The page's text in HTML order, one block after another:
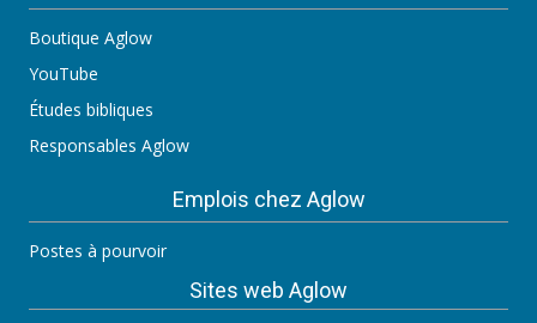
Boutique Aglow
YouTube
Études bibliques
Responsables Aglow
Emplois chez Aglow
Postes à pourvoir
Sites web Aglow